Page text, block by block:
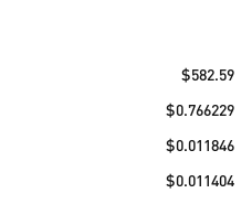
$582.59
$0.766229
$0.011846
$0.011404